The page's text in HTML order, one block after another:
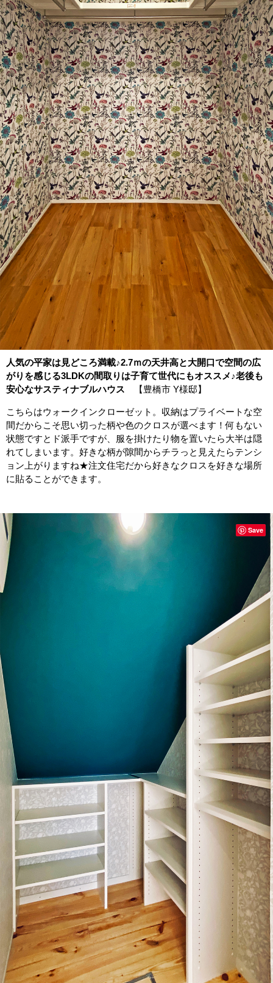
人気の平家は見どころ満載♪2.7ｍの天井高と大開口で空間の広
がりを感じる3LDKの間取りは子育て世代にもオススメ♪老後も
安心なサスティナブルハウス 【豊橋市 Y様邸】
こちらはウォークインクローゼット。収納はプライベートな空
間だからこそ思い切った柄や色のクロスが選べます！何もない
状態ですとド派手ですが、服を掛けたり物を置いたら大半は隠
れてしまいます。好きな柄が隙間からチラっと見えたらテンシ
ョン上がりますね★注文住宅だから好きなクロスを好きな場所
に貼ることができます。
Save